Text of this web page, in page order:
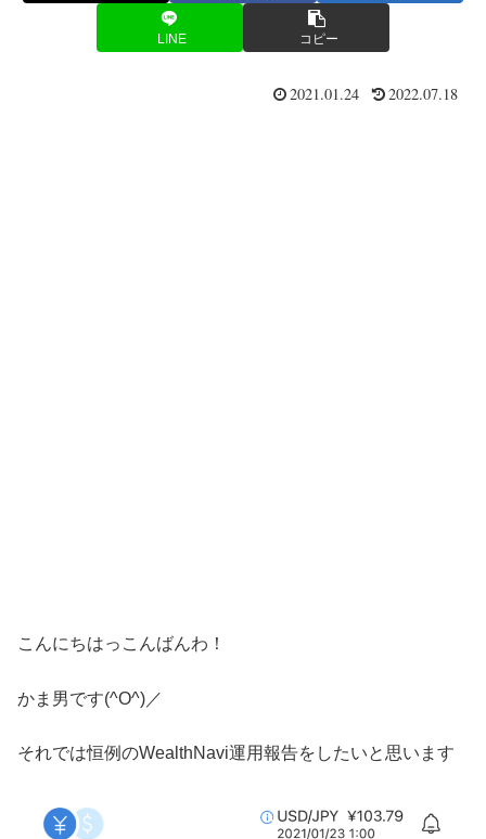
LINE コピー
2021.01.24 2022.07.18
こんにちはっこんばんわ！
かま男です(^O^)／
それでは恒例のWealthNavi運用報告をしたいと思います